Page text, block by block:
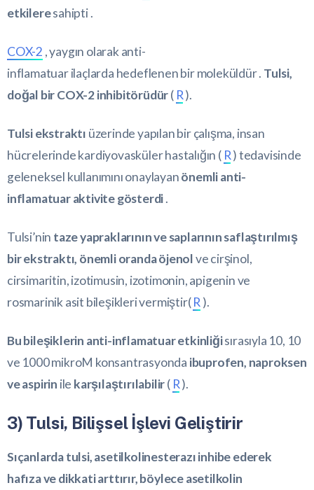
etkileresahipti .
COX-2 , yaygın olarak anti-
inflamatuar ilaçlarda hedeflenen bir moleküldür . Tulsi,
doğal bir COX-2 inhibitörüdür( R).
Tulsi ekstraktı üzerinde yapılan bir çalışma, insan
hücrelerinde kardiyovasküler hastalığın ( R) tedavisinde
geleneksel kullanımını onaylayanönemli anti-
inflamatuar aktivite gösterdi.
Tulsi’nin taze yapraklarının ve saplarının saflaştırılmış
bir ekstraktı, önemli oranda öjenolve cirşinol,
cirsimaritin, izotimusin, izotimonin, apigenin ve
rosmarinik asit bileşikleri vermiştir(R ).
Bu bileşiklerin anti-inflamatuar etkinliğisırasıyla 10, 10
ve 1000 mikroM konsantrasyonda ibuprofen, naproksen
ve aspirin ile karşılaştırılabilir( R).
3) Tulsi, Bilişsel İşlevi Geliştirir
Sıçanlarda tulsi, asetilkolinesterazı inhibe ederek
hafıza ve dikkati arttırır, böylece asetilkolin